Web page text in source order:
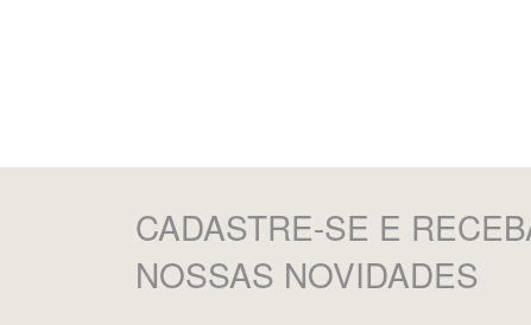
CADASTRE-SE E
NOSSAS NOVIDADES